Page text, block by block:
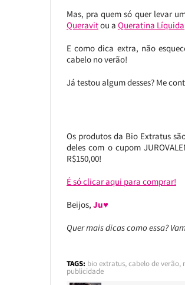
Mas, pra quem só quer levar
Queravitou a Queratina Líquida
E como dica extra, não
cabelo no verão!
Já testou algum desses? Me
Os produtos da Bio Extratus
deles com o cupom
R$150,00!
É só clicar aqui para comprar!
Beijos, Ju♥
Quer mais dicas como essa?
TAGS: bio extratus,cabelo de verão,
publicidade